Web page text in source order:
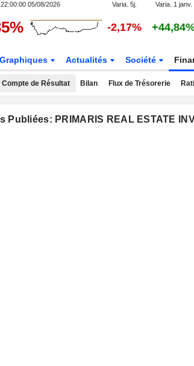
22:00:00 05/08/2026 Varia. 5j. Varia. 1 janv.
-2,17%
Graphiques Actualités Société
Compte de Résultat Bilan Flux de Trésorerie
Publiées: PRIMARIS REAL ESTATE